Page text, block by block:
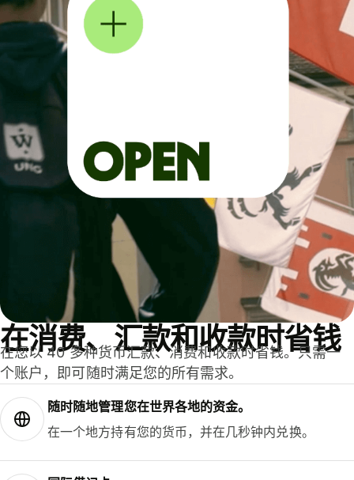
在消费、汇款和收款时省钱
在您以 40 多种货币汇款、消费和收款时省钱。只需一
个账户，即可随时满足您的所有需求。
随时随地管理您在世界各地的资金。
在一个地方持有您的货币，并在几秒钟内兑换。